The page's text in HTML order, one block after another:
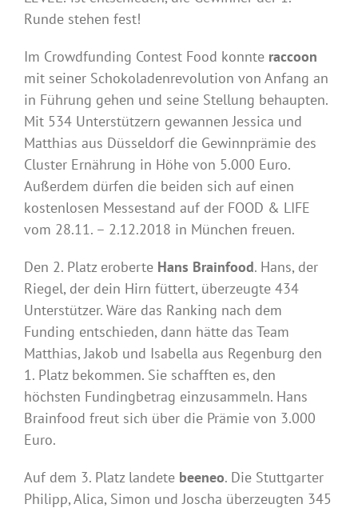
Runde stehen fest!
Im Crowdfunding Contest Food konnte raccoon
mit seiner Schokoladenrevolution von Anfang an
in Führung gehen und seine Stellung behaupten.
Mit 534 Unterstützern gewannen Jessica und
Matthias aus Düsseldorf die Gewinnprämie des
Cluster Ernährung in Höhe von 5.000 Euro.
Außerdem dürfen die beiden sich auf einen
kostenlosen Messestand auf der FOOD & LIFE
vom 28.11. – 2.12.2018 in München freuen.
Den 2. Platz eroberte Hans Brainfood. Hans, der
Riegel, der dein Hirn füttert, überzeugte 434
Unterstützer. Wäre das Ranking nach dem
Funding entschieden, dann hätte das Team
Matthias, Jakob und Isabella aus Regenburg den
1. Platz bekommen. Sie schafften es, den
höchsten Fundingbetrag einzusammeln. Hans
Brainfood freut sich über die Prämie von 3.000
Euro.
Auf dem 3. Platz landete beeneo. Die Stuttgarter
Philipp, Alica, Simon und Joscha überzeugten 345